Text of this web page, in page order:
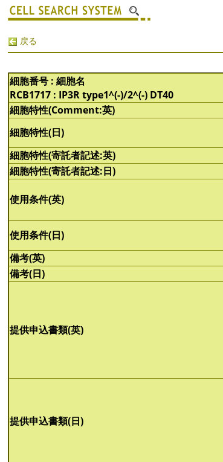
戻る
細胞番号 : 細胞名
RCB1717 : IP3R type1^(-)/2^(-) DT40
細胞特性(Comment:英)
細胞特性(日)
細胞特性(寄託者記述:英)
細胞特性(寄託者記述:日)
使用条件(英)
使用条件(日)
備考(英)
備考(日)
提供申込書類(英)
提供申込書類(日)